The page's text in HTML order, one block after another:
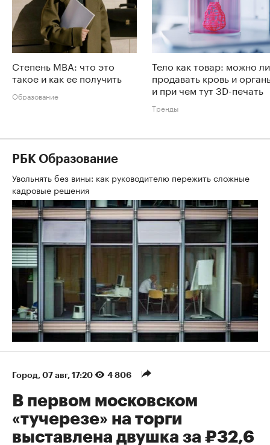
Степень MBA: что это
такое и как ее получить
Образование
Тело как товар: можно ли
продавать кровь и
и при чем тут 3D-печать
Тренды
РБК Образование
Увольнять без вины: как руководителю пережить сложные
кадровые решения
Город⁠, 07 авг, 17:20 4 806
В первом московском
«тучерезе» на торги
выставлена двушка за ₽32,6